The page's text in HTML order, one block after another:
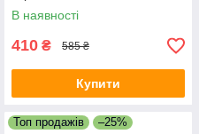
В наявності
410 ₴ 585 ₴
Купити
Топ продажів –25%